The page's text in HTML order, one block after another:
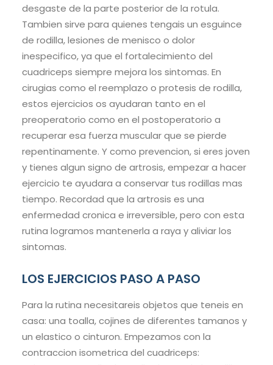
desgaste de la parte posterior de la rotula.
Tambien sirve para quienes tengais un esguince
de rodilla, lesiones de menisco o dolor
inespecifico, ya que el fortalecimiento del
cuadriceps siempre mejora los sintomas. En
cirugias como el reemplazo o protesis de rodilla,
estos ejercicios os ayudaran tanto en el
preoperatorio como en el postoperatorio a
recuperar esa fuerza muscular que se pierde
repentinamente. Y como prevencion, si eres joven
y tienes algun signo de artrosis, empezar a hacer
ejercicio te ayudara a conservar tus rodillas mas
tiempo. Recordad que la artrosis es una
enfermedad cronica e irreversible, pero con esta
rutina logramos mantenerla a raya y aliviar los
sintomas.
LOS EJERCICIOS PASO A PASO
Para la rutina necesitareis objetos que teneis en
casa: una toalla, cojines de diferentes tamanos y
un elastico o cinturon. Empezamos con la
contraccion isometrica del cuadriceps: